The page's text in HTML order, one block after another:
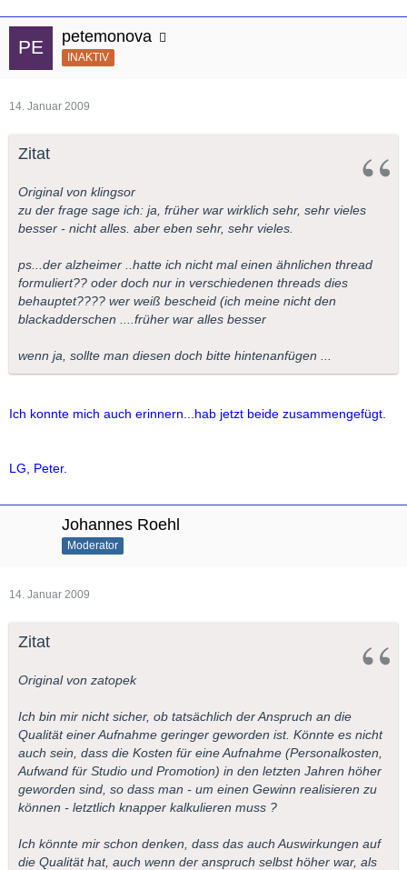
petemonova
INAKTIV
14. Januar 2009
Zitat
Original von klingsor
zu der frage sage ich: ja, früher war wirklich sehr, sehr vieles
besser - nicht alles. aber eben sehr, sehr vieles.
ps...der alzheimer ..hatte ich nicht mal einen ähnlichen thread
formuliert?? oder doch nur in verschiedenen threads dies
behauptet???? wer weiß bescheid (ich meine nicht den
blackadderschen ....früher war alles besser
wenn ja, sollte man diesen doch bitte hintenanfügen ...
Ich konnte mich auch erinnern...hab jetzt beide zusammengefügt.
LG, Peter.
Johannes Roehl
Moderator
14. Januar 2009
Zitat
Original von zatopek
Ich bin mir nicht sicher, ob tatsächlich der Anspruch an die
Qualität einer Aufnahme geringer geworden ist. Könnte es nicht
auch sein, dass die Kosten für eine Aufnahme (Personalkosten,
Aufwand für Studio und Promotion) in den letzten Jahren höher
geworden sind, so dass man - um einen Gewinn realisieren zu
können - letztlich knapper kalkulieren muss ?
Ich könnte mir schon denken, dass das auch Auswirkungen auf
die Qualität hat, auch wenn der anspruch selbst höher war, als